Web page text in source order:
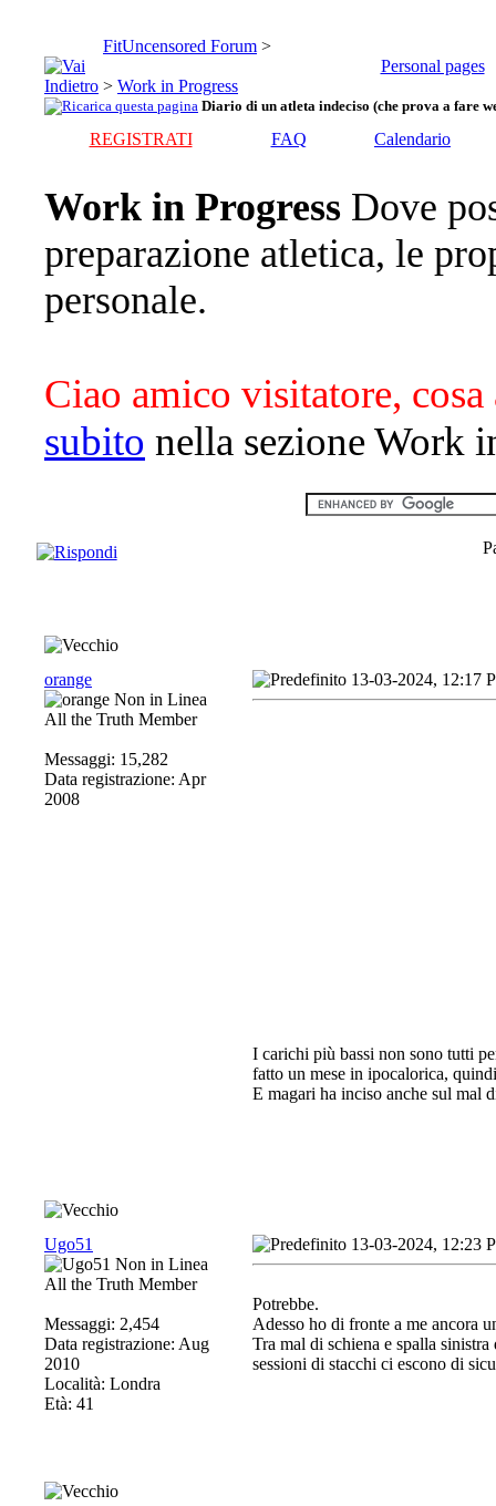
FitUncensored Forum >
Personal pages
> Work in Progress
Diario di un atleta indeciso (che prova a fare
REGISTRATI FAQ Calendario
Work in Progress Dove
preparazione atletica, le
personale.
Ciao amico visitatore, cosa
subito nella sezione Work
orange
All the Truth Member
Messaggi: 15,282
Data registrazione: Apr
2008
13-03-2024, 12:17
I carichi più bassi non sono tutti
fatto un mese in ipocalorica,
E magari ha inciso anche sul mal
Ugo51
All the Truth Member
Messaggi: 2,454
Data registrazione: Aug
2010
Località: Londra
Età: 41
13-03-2024, 12:23
Potrebbe.
Adesso ho di fronte a me ancora
Tra mal di schiena e spalla
sessioni di stacchi ci escono di